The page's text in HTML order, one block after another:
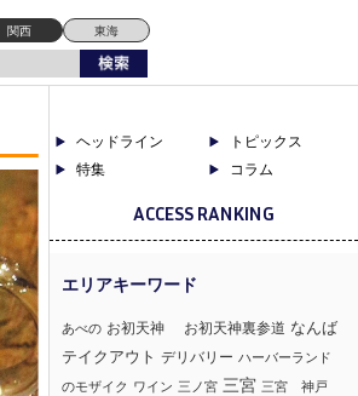
関西 東海
ヘッドライン
トピックス
特集
コラム
ACCESS RANKING
あべの お初天神 お初天神裏参道 なんば
テイクアウト デリバリー ハーバーランド
のモザイク ワイン 三ノ宮 三宮 三宮 神戸